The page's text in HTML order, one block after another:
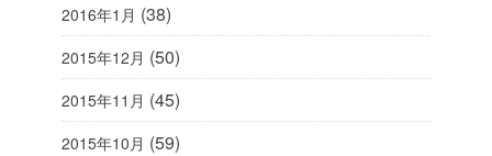
2016年1月 (38)
2015年12月 (50)
2015年11月 (45)
2015年10月 (59)